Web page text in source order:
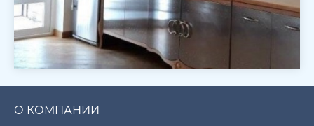
О КОМПАНИИ